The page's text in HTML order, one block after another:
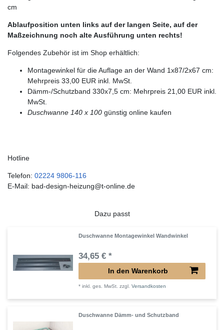
cm
Ablaufposition unten links auf der langen Seite, auf der
Maßzeichnung noch alte Ausführung unten rechts!
Folgendes Zubehör ist im Shop erhältlich:
Montagewinkel für die Auflage an der Wand 1x87/2x67 cm:
Mehrpreis 33,00 EUR inkl. MwSt.
Dämm-/Schutzband 330x7,5 cm: Mehrpreis 21,00 EUR inkl.
MwSt.
Duschwanne 140 x 100 günstig online kaufen
Hotline
Telefon: 02224 9806-116
E-Mail: bad-design-heizung@t-online.de
Dazu passt
Duschwanne Montagewinkel Wandwinkel
34,65 € *
In den Warenkorb
*inkl. ges. MwSt. zzgl.Versandkosten
Duschwanne Dämm- und Schutzband